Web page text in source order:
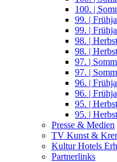
100. |
99. |
99. |
98. |
98. |
97. |
97. |
96. |
96. |
95. |
95. |
Presse & Medien
TV Kunst &
Kultur Hotels
Partnerlinks